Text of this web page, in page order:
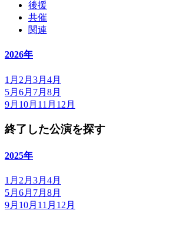
後援
共催
関連
2026年
1月 2月 3月 4月
5月 6月 7月 8月
9月 10月 11月 12月
終了した公演を探す
2025年
1月 2月 3月 4月
5月 6月 7月 8月
9月 10月 11月 12月